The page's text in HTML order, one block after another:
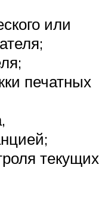
или
печатных
текущих